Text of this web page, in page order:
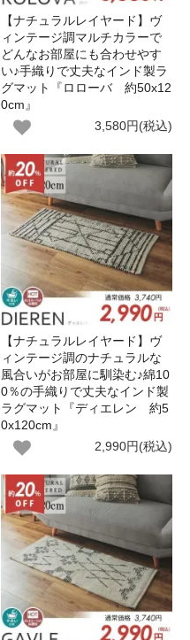
【ナチュラルレイヤード】ヴ
ィンテージ調マルチカラーで
どんなお部屋にも合わせやす
い♪手織りで丈夫なインド製ラ
グマット『ロローバ 約50x12
0cm』
3,580円(税込)
【ナチュラルレイヤード】ヴ
ィンテージ調のナチュラルな
風合いがお部屋に馴染む♪綿10
0％の手織りで丈夫なインド製
ラグマット『ディエレン 約5
0x120cm』
2,990円(税込)